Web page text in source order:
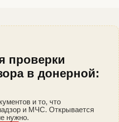
проверки
в донерной:
и то, что
и МЧС. Открывается
нужно.